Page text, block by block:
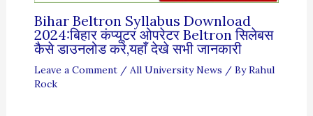
Bihar Beltron Syllabus Download
2024:बिहार कंप्यूटर ओपरेटर Beltron सिलेबस
कैसे डाउनलोड करे,यहाँ देखे सभी जानकारी
Leave a Comment / All University News / ByRahul
Rock